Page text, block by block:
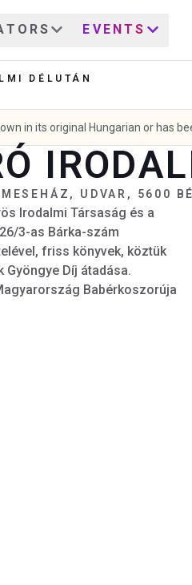
EVENTS
DÉLUTÁN
in its original Hungarian or has
MESEHÁZ, UDVAR, 5600
Irodalmi Társaság és a
3-as Bárka-szám
friss könyvek, köztük
Díj átadása.
Babérkoszorúja